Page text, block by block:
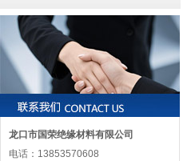
龙口市国荣绝缘材料有限公司
电话：13853570608